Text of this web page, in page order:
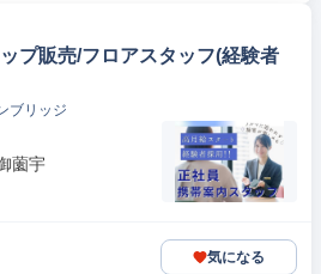
プ販売/フロアスタッフ(経験者
ブリッジ
薗宇
気になる